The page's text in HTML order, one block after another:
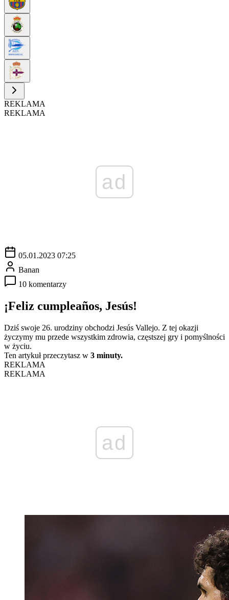
REKLAMA
REKLAMA
ad
05.01.2023 07:25
Banan
10 komentarzy
¡Feliz cumpleaños, Jesús!
Dziś swoje 26. urodziny obchodzi Jesús Vallejo. Z tej okazji
życzymy mu przede wszystkim zdrowia, częstszej gry i pomyślności
w życiu.
Ten artykuł przeczytasz w 3 minuty.
REKLAMA
REKLAMA
ad